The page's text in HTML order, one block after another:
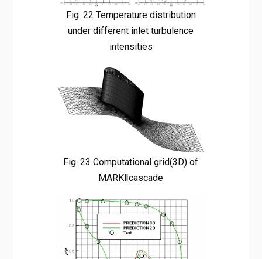
Fig. 22 Temperature distribution
under different inlet turbulence
intensities
Fig. 23 Computational grid(3D) of
MARKⅡcascade